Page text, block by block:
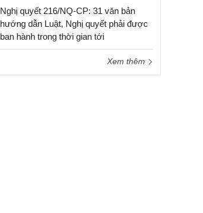
Nghị quyết 216/NQ-CP: 31 văn bản
hướng dẫn Luật, Nghị quyết phải được
ban hành trong thời gian tới
Xem thêm